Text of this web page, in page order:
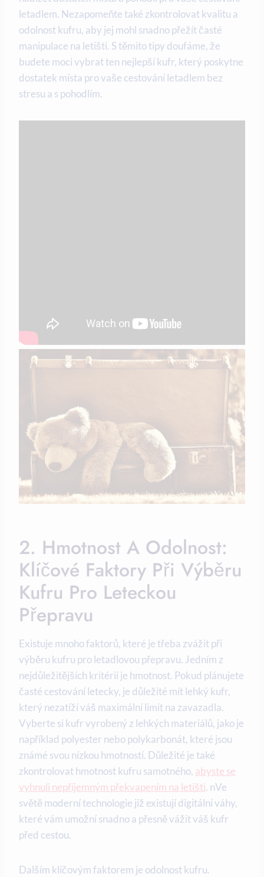
letadlem. Nezapomeňte také zkontrolovat kvalitu a
odolnost kufru, aby jej mohl snadno přežít časté
manipulace na letišti. S těmito tipy doufáme, že
budete moci vybrat ten nejlepší kufr, který poskytne
dostatek místa pro vaše cestování letadlem bez
stresu a s pohodlím.
2. Hmotnost A Odolnost:
Klíčové Faktory Při Výběru
Kufru Pro Leteckou
Přepravu
Existuje mnoho faktorů, které je třeba zvážit při
výběru kufru pro letadlovou přepravu. Jedním z
nejdůležitějších kritérií je hmotnost. Pokud plánujete
časté cestování letecky, je důležité mít lehký kufr,
který nezatíží váš maximální limit na zavazadla.
Vyberte si kufr vyrobený z lehkých materiálů, jako je
například polyester nebo polykarbonát, které jsou
známé svou nízkou hmotností. Důležité je také
zkontrolovat hmotnost kufru samotného, abyste se
vyhnuli nepříjemným překvapením na letišti. nVe
světě moderní technologie již existují digitální váhy,
které vám umožní snadno a přesně vážit váš kufr
před cestou.
Dalším klíčovým faktorem je odolnost kufru.